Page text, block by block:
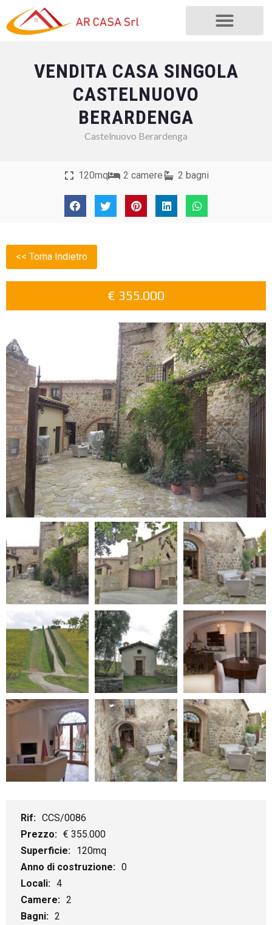
VENDITA CASA SINGOLA
CASTELNUOVO
BERARDENGA
Castelnuovo Berardenga
120mq 2 camere 2 bagni
<< Torna Indietro
€ 355.000
Rif: CCS/0086
Prezzo: € 355.000
Superficie: 120mq
Anno di costruzione: 0
Locali: 4
Camere: 2
Bagni: 2